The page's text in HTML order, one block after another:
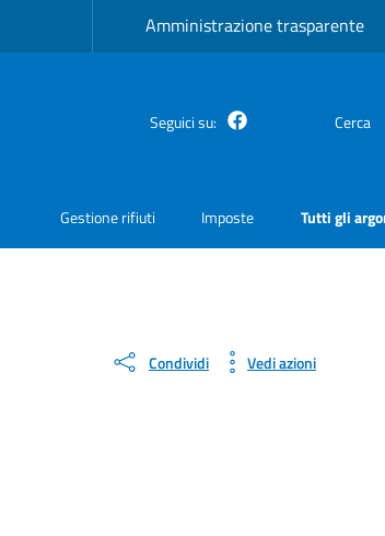
Amministrazione trasparente
Seguici su: Facebook Cerca
Gestione rifiuti Imposte Tutti gli
Condividi Vedi azioni